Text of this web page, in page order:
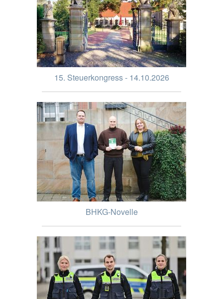
15. Steuerkongress - 14.10.2026
BHKG-Novelle